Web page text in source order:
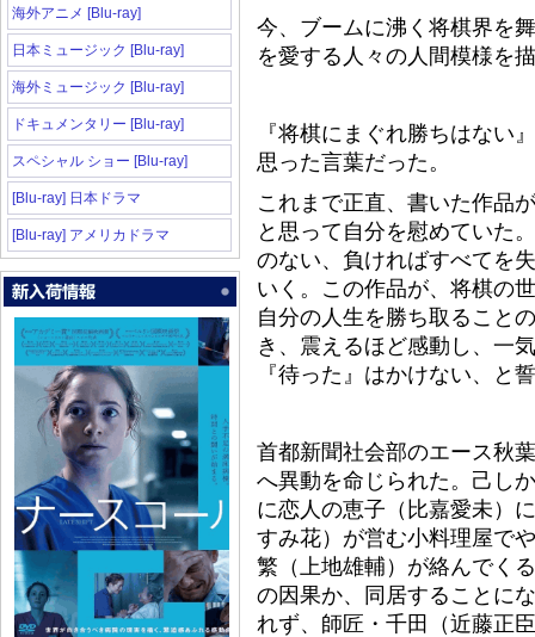
海外アニメ [Blu-ray]
日本ミュージック [Blu-ray]
海外ミュージック [Blu-ray]
ドキュメンタリー [Blu-ray]
スペシャル ショー [Blu-ray]
[Blu-ray] 日本ドラマ
[Blu-ray] アメリカドラマ
今、ブームに沸く将棋界を
を愛する人々の人間模様を
『将棋にまぐれ勝ちはない
思った言葉だった。
これまで正直、書いた作品
と思って自分を慰めていた
のない、負ければすべてを
いく。この作品が、将棋の
自分の人生を勝ち取ること
き、震えるほど感動し、一
『待った』はかけない、と
首都新聞社会部のエース秋
へ異動を命じられた。己し
に恋人の恵子（比嘉愛未）
すみ花）が営む小料理屋で
繁（上地雄輔）が絡んでく
の因果か、同居することに
れず、師匠・千田（近藤正